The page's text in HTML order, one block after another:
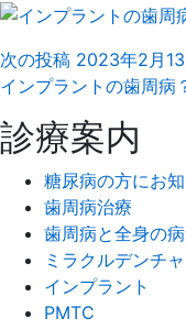
次の投稿 2023年2月
インプラントの歯周病
診療案内
糖尿病の方にお
歯周病治療
歯周病と全身の
ミラクルデンチ
インプラント
PMTC